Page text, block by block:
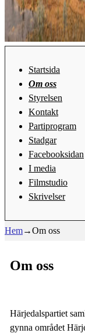
Startsida
Om oss
Styrelsen
Kontakt
Partiprogram
Stadgar
Facebooksidan
I media
Filmstudio
Skrivelser
Hem→Om oss
Om oss
Härjedalspartiet
gynna området